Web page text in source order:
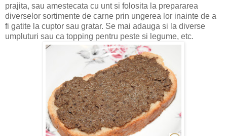
prajita, sau amestecata cu unt si folosita la prepararea
diverselor sortimente de carne prin ungerea lor inainte de a
fi gatite la cuptor sau gratar. Se mai adauga si la diverse
umpluturi sau ca topping pentru peste si legume, etc.